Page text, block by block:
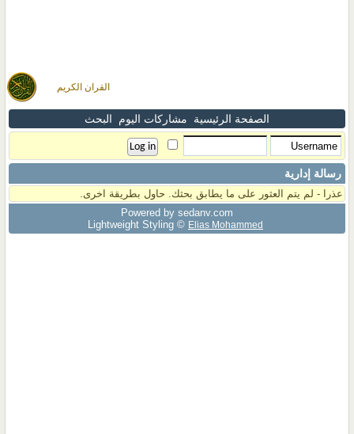
القران الكريم
الصفحة الرئيسية مشاركات اليوم البحث
رسالة إدارية
عذرا - لم يتم العثور على ما يطابق بحثك. حاول بطريقة اخرى.
Powered by sedany.com
Lightweight Styling © Elias Mohammed